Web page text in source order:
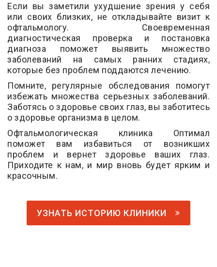
Если вы заметили ухудшение зрения у себя
или своих близких, не откладывайте визит к
офтальмологу. Своевременная
диагностическая проверка и постановка
диагноза поможет выявить множество
заболеваний на самых ранних стадиях,
которые без проблем поддаются лечению.
Помните, регулярные обследования помогут
избежать множества серьезных заболеваний.
Заботясь о здоровье своих глаз, вы заботитесь
о здоровье организма в целом.
Офтальмологическая клиника Оптимал
поможет вам избавиться от возникших
проблем и вернет здоровье ваших глаз.
Приходите к нам, и мир вновь будет ярким и
красочным.
УЗНАТЬ ИСТОРИЮ КЛИНИКИ